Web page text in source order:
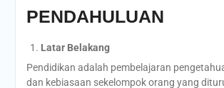
PENDAHULUAN
Latar Belakang
Pendidikan adalah pembelajaran
dan kebiasaan sekelompok orang yang